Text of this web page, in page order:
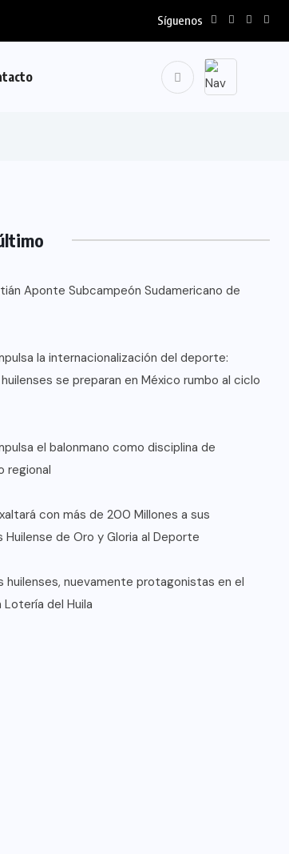
Síguenos
Aponte Subcampeón Sudamericano de
la internacionalización del deporte:
se preparan en México rumbo al ciclo
el balonmano como disciplina de
regional
con más de 200 Millones a sus
Huilense de Oro y Gloria al Deporte
huilenses, nuevamente protagonistas en el
del Huila